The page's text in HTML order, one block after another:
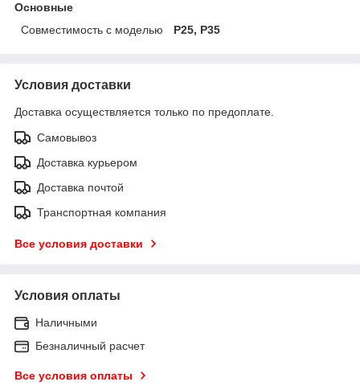
Основные
Совместимость с моделью
P25, P35
Условия доставки
Доставка осуществляется только по предоплате.
Самовывоз
Доставка курьером
Доставка почтой
Транспортная компания
Все условия доставки
Условия оплаты
Наличными
Безналичный расчет
Все условия оплаты